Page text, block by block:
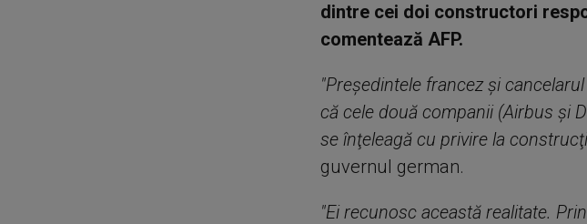
dintre cei doi constructori
comentează AFP.
"Preşedintele francez şi
că cele două companii (Airbus şi
se înţeleagă cu privire la
guvernul german.
"Ei recunosc această realitate.